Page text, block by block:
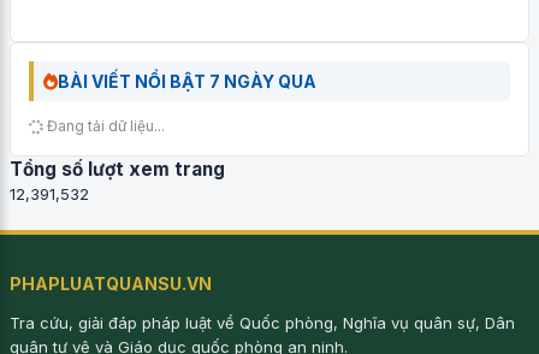
BÀI VIẾT NỔI BẬT 7 NGÀY QUA
Đang tải dữ liệu...
Tổng số lượt xem trang
12,391,532
PHAPLUATQUANSU.VN
Tra cứu, giải đáp pháp luật về Quốc phòng, Nghĩa vụ quân sự, Dân
quân tự vệ và Giáo dục quốc phòng an ninh.